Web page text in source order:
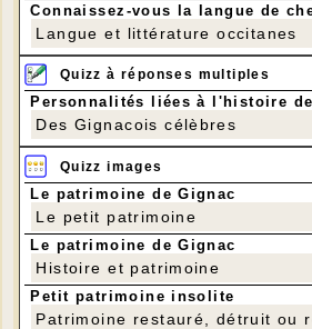
Connaissez-vous la langue de
Langue et littérature occitanes
Quizz à réponses multiples
Personnalités liées à l'histoire
Des Gignacois célèbres
Quizz images
Le patrimoine de Gignac
Le petit patrimoine
Le patrimoine de Gignac
Histoire et patrimoine
Petit patrimoine insolite
Patrimoine restauré, détruit ou